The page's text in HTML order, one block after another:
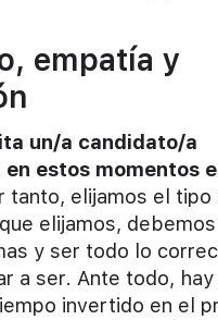
empatía y
un/a candidato/a
estos momentos
tanto, elijamos el tipo
elijamos,
y ser todo lo
a ser. Ante todo, hay
invertido en el